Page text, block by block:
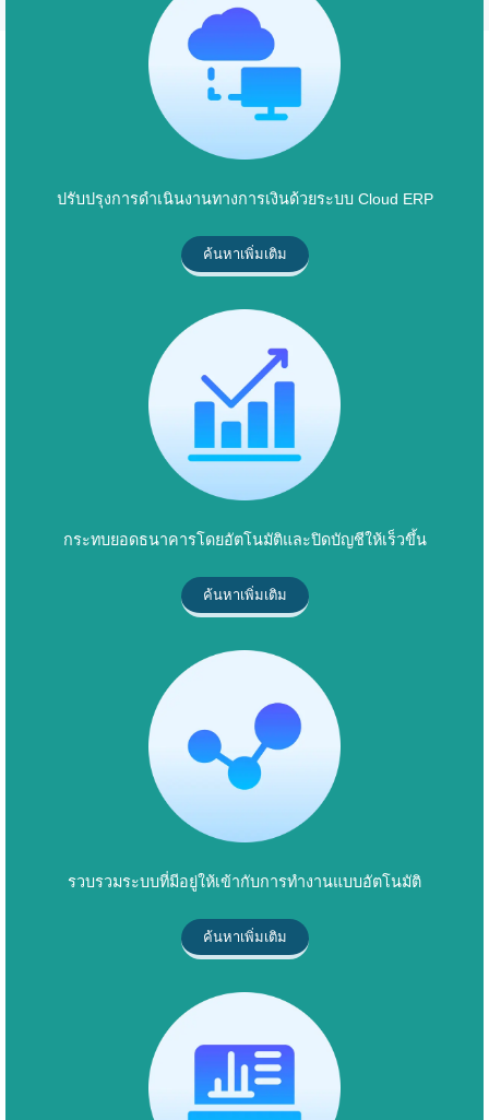
ปรับปรุงการดำเนินงานทางการเงินด้วยระบบ Cloud ERP
ค้นหาเพิ่มเติม
กระทบยอดธนาคารโดยอัตโนมัติและปิดบัญชีให้เร็วขึ้น
ค้นหาเพิ่มเติม
รวบรวมระบบที่มีอยู่ให้เข้ากับการทำงานแบบอัตโนมัติ
ค้นหาเพิ่มเติม